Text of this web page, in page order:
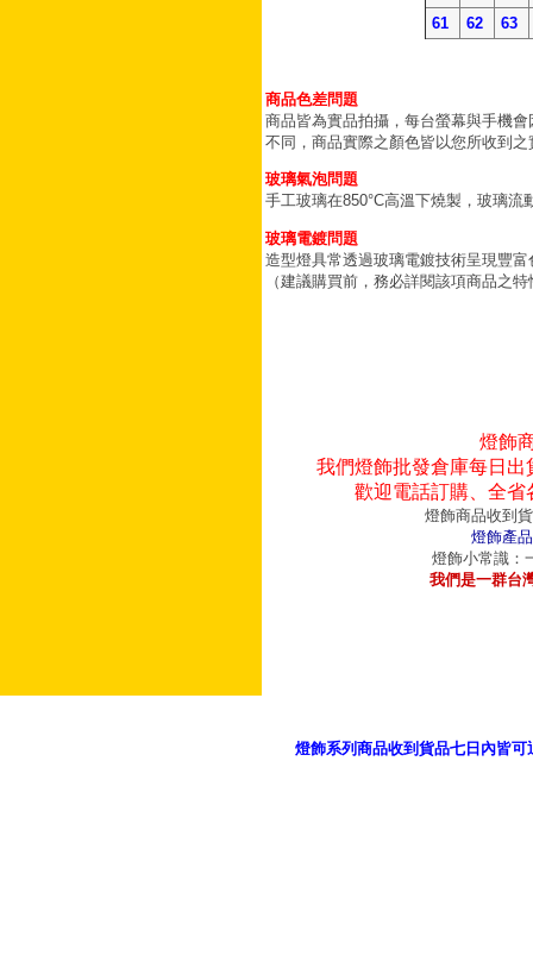
61
62 63
商品色差問題
商品皆為實品拍攝，每台螢幕與手機
不同，商品實際之顏色皆以您所收到之
玻璃氣泡問題
手工玻璃在850°C高溫下燒製，玻璃
玻璃電鍍問題
造型燈具常透過玻璃電鍍技術呈現豐
（建議購買前，務必詳閱該項商品之
燈飾
我們燈飾批發倉庫每日
歡迎電話訂購、全
燈飾商品收到
燈飾產
燈飾小常識：
我們是一群台
燈飾系列商品收到貨品七日內皆